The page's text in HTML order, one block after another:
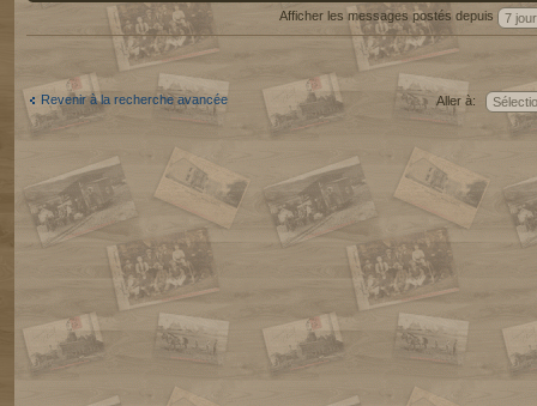
Afficher les messages postés depuis
Revenir à la recherche avancée Aller à: